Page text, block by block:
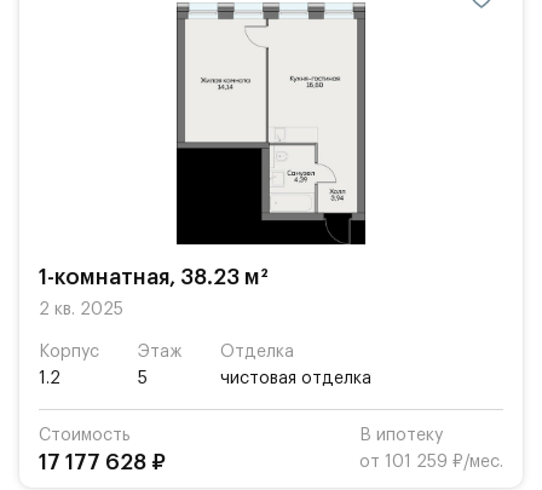
1-комнатная, 38.23 м²
2 кв. 2025
Корпус
1.2
Этаж
5
Отделка
чистовая отделка
Стоимость
17 177 628 ₽
В ипотеку
от 101 259 ₽/мес.